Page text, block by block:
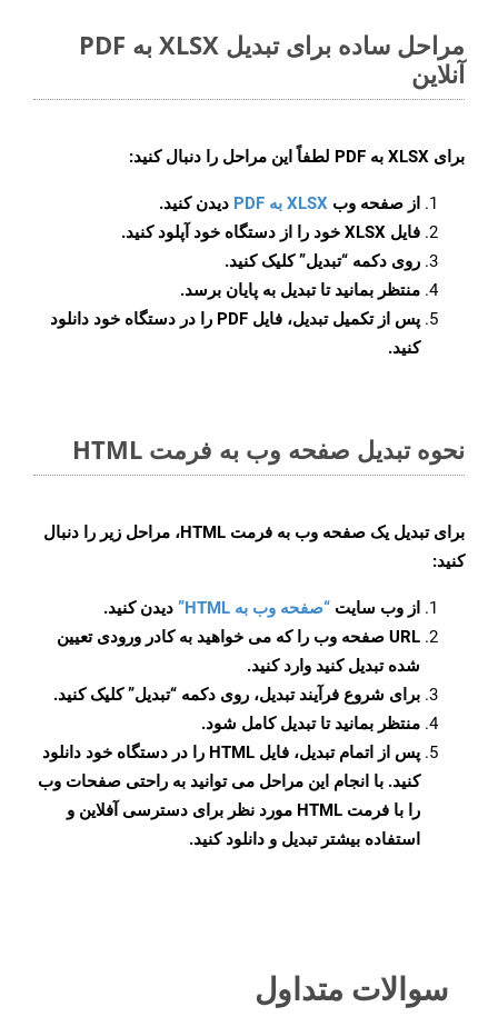
مراحل ساده برای تبدیل XLSX به PDF
آنلاین
برای XLSX به PDF لطفاً این مراحل را دنبال کنید:
از صفحه وب XLSX به PDF
دیدن کنید.
فایل XLSX خود را از دستگاه خود آپلود کنید.
روی دکمه “تبدیل”کلیک کنید.
منتظر بمانید تا تبدیل به پایان برسد.
پس از تکمیل تبدیل، فایل PDF را در دستگاه خود دانلود
کنید.
نحوه تبدیل صفحه وب به فرمت HTML
برای تبدیل یک صفحه وب به فرمت HTML، مراحل زیر را دنبال
کنید:
از وب سایت “صفحه وب به HTML”
دیدن کنید.
URL صفحه وب را که می خواهید به کادر ورودی تعیین
شده تبدیل کنید وارد کنید.
برای شروع فرآیند تبدیل، روی دکمه “تبدیل” کلیک کنید.
منتظر بمانید تا تبدیل کامل شود.
پس از اتمام تبدیل، فایل HTML را در دستگاه خود دانلود
کنید. با انجام این مراحل می توانید به راحتی صفحات وب
را با فرمت HTML مورد نظر برای دسترسی آفلاین و
استفاده بیشتر تبدیل و دانلود کنید.
سوالات متداول